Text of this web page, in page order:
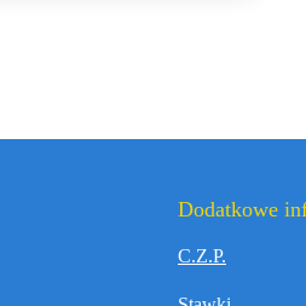
Dodatkowe
C.Z.P.